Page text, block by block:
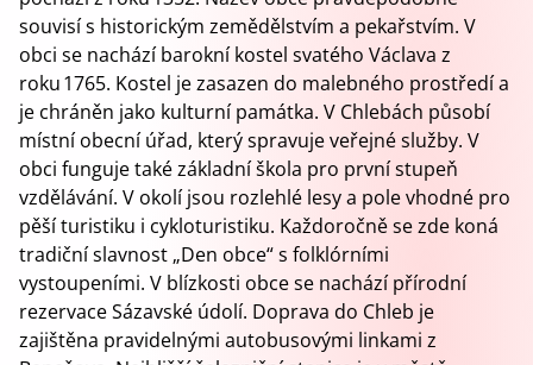
souvisí s historickým zemědělstvím a pekařstvím. V
obci se nachází barokní kostel svatého Václava z
roku 1765. Kostel je zasazen do malebného prostředí a
je chráněn jako kulturní památka. V Chlebách působí
místní obecní úřad, který spravuje veřejné služby. V
obci funguje také základní škola pro první stupeň
vzdělávání. V okolí jsou rozlehlé lesy a pole vhodné pro
pěší turistiku i cykloturistiku. Každoročně se zde koná
tradiční slavnost „Den obce“ s folklórními
vystoupeními. V blízkosti obce se nachází přírodní
rezervace Sázavské údolí. Doprava do Chleb je
zajištěna pravidelnými autobusovými linkami z